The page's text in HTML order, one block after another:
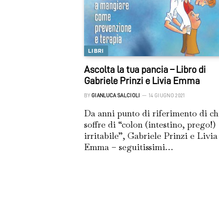
LIBRI
Ascolta la tua pancia – Libro di
Gabriele Prinzi e Livia Emma
BY GIANLUCA SALCIOLI 14 GIUGNO 2021
Da anni punto di riferimento di
soffre di “colon (intestino, prego!)
irritabile”, Gabriele Prinzi e Livia
Emma – seguitissimi…